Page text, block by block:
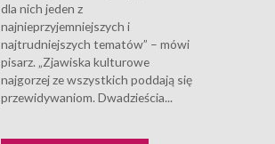
dla nich jeden z
najnieprzyjemniejszych i
najtrudniejszych tematów” – mówi
pisarz. „Zjawiska kulturowe
najgorzej ze wszystkich poddają się
przewidywaniom. Dwadzieścia...